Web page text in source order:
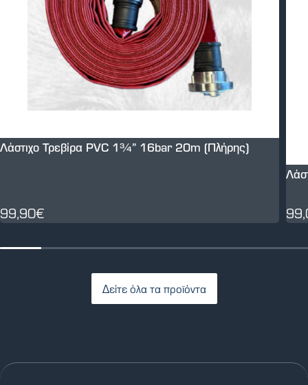
Λάστιχο Τρεβίρα PVC 1¾” 16bar 20m (Πλήρης)
99,90€
Δείτε όλα τα προϊόντα